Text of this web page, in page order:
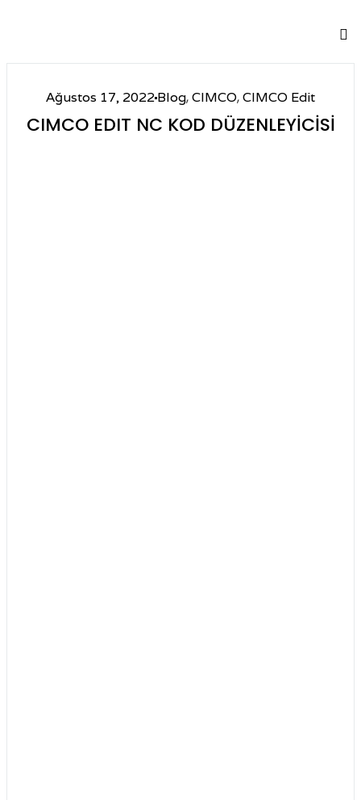
Ağustos 17, 2022Blog,CIMCO,CIMCO Edit
CIMCO EDIT NC KOD DÜZENLEYICISI